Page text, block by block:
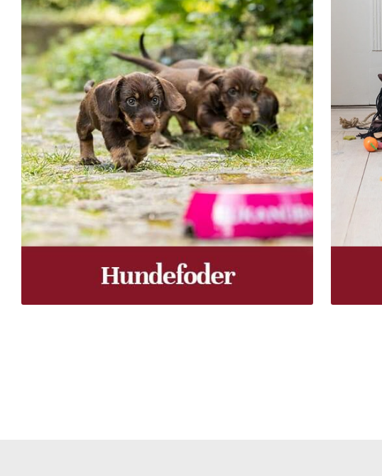
Bor du i Odense, Svendborg, Nyborg, Kerteminde, Faaborg,
du bor, kan du få leveret træpiller indenfor 5 hverdage. Vores